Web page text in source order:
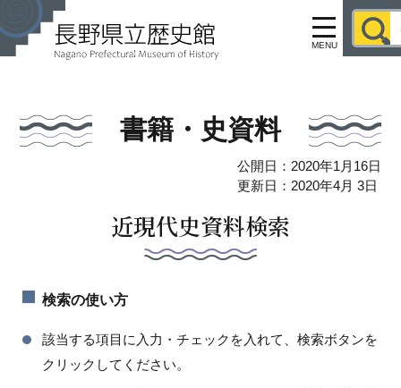
MENU
書籍・史資料
公開日：2020年1月16日
更新日：2020年4月 3日
近現代史資料検索
検索の使い方
該当する項目に入力・チェックを入れて、検索ボタンを
クリックしてください。